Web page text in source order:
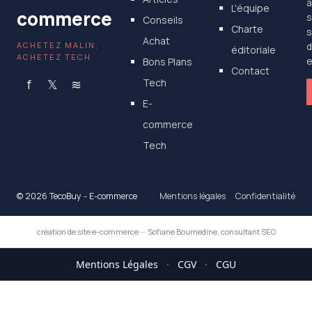
commerce
ACHETEZ MALIN,
ACHETEZ TECH
f 𝕏 ≋
Conseils
Achat
Bons Plans
Tech
E-
commerce
Tech
L'équipe
Charte
éditoriale
Contact
© 2026 TecoBuy - E-commerce Mentions légales Confidentialité
création de site e-commerce— Sofiane Boumedine, consultant SEO
Mentions Légales · CGV · CGU